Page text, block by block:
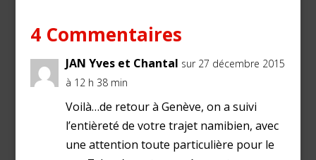
4 Commentaires
JAN Yves et Chantal sur 27 décembre 2015
à 12 h 38 min
Voilà…de retour à Genève, on a suivi
l’entièreté de votre trajet namibien, avec
une attention toute particulière pour le